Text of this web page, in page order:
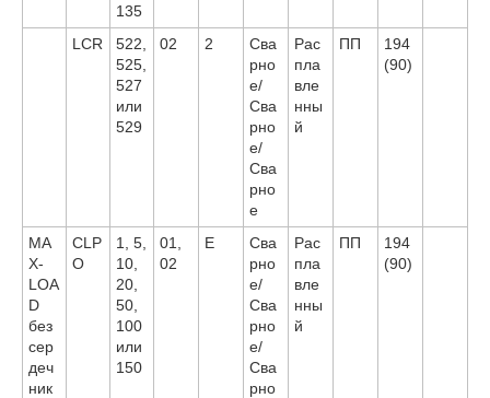
135
LCR
522,
525,
527
или
529
02 2
Сва
рно
е/
Сва
рно
е/
Сва
рно
е
Рас
пла
вле
нны
й
ПП
194
(90)
MA
X-
LOA
D
без
сер
деч
ник
CLP
O
1, 5,
10,
20,
50,
100
или
150
01,
02
E
Сва
рно
е/
Сва
рно
е/
Сва
рно
Рас
пла
вле
нны
й
ПП
194
(90)